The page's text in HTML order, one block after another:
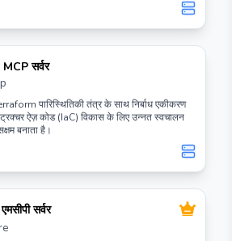
सर्वर
पारिस्थितिकी तंत्र के साथ निर्बाध एकीकरण
ऐज़ कोड (IaC) विकास के लिए उन्नत स्वचालन
बनाता है।
सर्वर